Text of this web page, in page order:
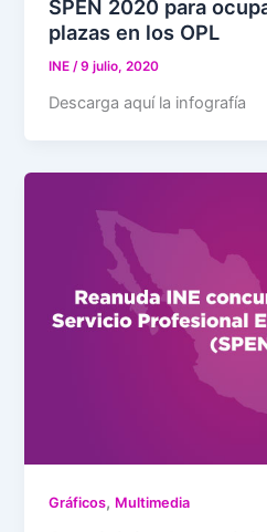
SPEN 2020 para
plazas en los OPL
INE/9 julio, 2020
Descarga aquí la infografía
Gráficos, Multimedia